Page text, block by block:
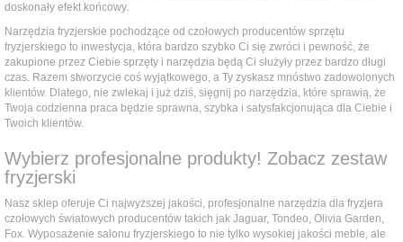
doskonały efekt końcowy.
Narzędzia fryzjerskie pochodzące od czołowych producentów sprzętu
fryzjerskiego to inwestycja, która bardzo szybko Ci się zwróci i pewność, że
zakupione przez Ciebie sprzęty i narzędzia będą Ci służyły przez bardzo długi
czas. Razem stworzycie coś wyjątkowego, a Ty zyskasz mnóstwo zadowolonych
klientów. Dlatego, nie zwlekaj i już dziś, sięgnij po narzędzia, które sprawią, że
Twoja codzienna praca będzie sprawna, szybka i satysfakcjonująca dla Ciebie i
Twoich klientów.
Wybierz profesjonalne produkty! Zobacz zestaw
fryzjerski
Nasz sklep oferuje Ci najwyższej jakości, profesjonalne narzędzia dla fryzjera
czołowych światowych producentów takich jak Jaguar, Tondeo, Olivia Garden,
Fox. Wyposażenie salonu fryzjerskiego to nie tylko wysokiej jakości meble, ale